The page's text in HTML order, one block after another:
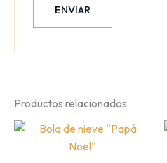
Productos relacionados